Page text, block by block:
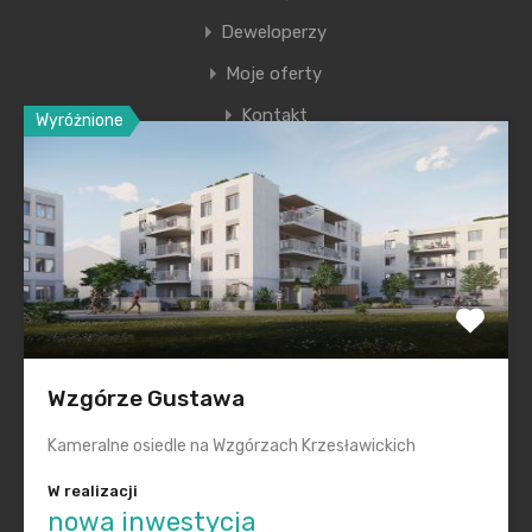
Wyróżnione
Wzgórze Gustawa
Kameralne osiedle na Wzgórzach Krzesławickich
W realizacji
nowa inwestycja
Deweloperzy
Moje oferty
Kontakt
Ostatnie wpisy
Nowa era Filharmonii Krakowskiej
Premiera nowego etapu inwestycji Krakowskie
Przedmieście
Polska na inwestycyjnej mapie Europy świeci na zielono
Realizacje „pod klucz” dla każdego